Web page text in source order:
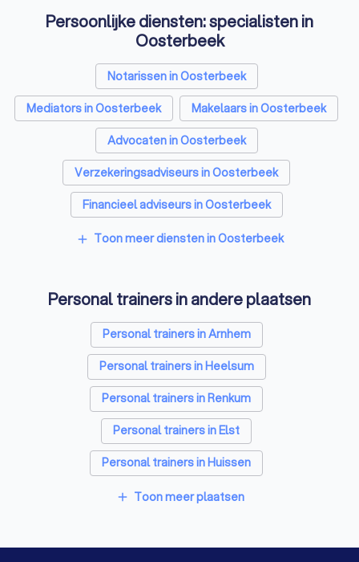
Persoonlijke diensten: specialisten in
Oosterbeek
Notarissen in Oosterbeek
Mediators in Oosterbeek
Makelaars in Oosterbeek
Advocaten in Oosterbeek
Verzekeringsadviseurs in Oosterbeek
Financieel adviseurs in Oosterbeek
Coaches in Oosterbeek
Rijscholen in Oosterbeek
Psychologen in Oosterbeek
Belastingadviseurs in Oosterbeek
Hypotheekadviseurs in Oosterbeek
Diëtisten in Oosterbeek
add Toon meer diensten in Oosterbeek
Personal trainers in andere plaatsen
Personal trainers in Arnhem
Personal trainers in Heelsum
Personal trainers in Renkum
Personal trainers in Elst
Personal trainers in Huissen
Personal trainers in Velp (GE)
add Toon meer plaatsen